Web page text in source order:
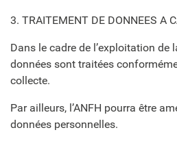
3. TRAITEMENT DE DONNEES A
Dans le cadre de l’exploitation
données sont traitées
collecte.
Par ailleurs, l’ANFH pourra être
données personnelles.